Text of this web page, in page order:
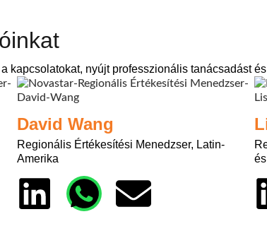
kapcsolatokat, nyújt professzionális tanácsadást
David Wang
Regionális Értékesítési Menedzser, Latin-
Amerika